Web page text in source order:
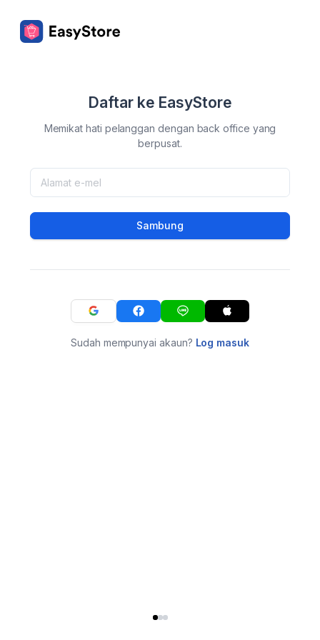
Daftar ke EasyStore
Memikat hati pelanggan dengan back office yang
berpusat.
Sambung
Sudah mempunyai akaun? Log masuk